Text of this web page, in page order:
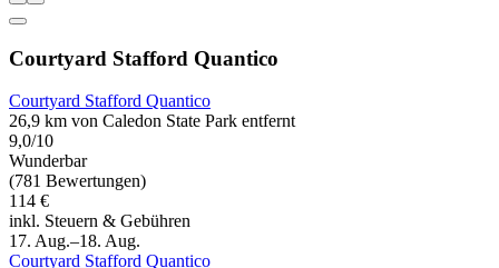
Courtyard Stafford Quantico
Courtyard Stafford Quantico
26,9 km von Caledon State Park entfernt
9,0/10
Wunderbar
(781 Bewertungen)
114 €
inkl. Steuern & Gebühren
17. Aug.–18. Aug.
Courtyard Stafford Quantico